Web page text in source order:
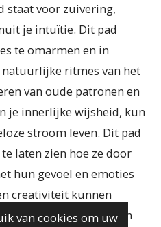
van cookies om uw
staat voor zuivering,
je intuïtie. Dit pad
te omarmen en in
ritmes van het
van oude patronen en
je innerlijke wijsheid, kun
stroom leven. Dit pad
laten zien hoe ze door
hun gevoel en emoties
creativiteit kunnen
om jezelf te voeden